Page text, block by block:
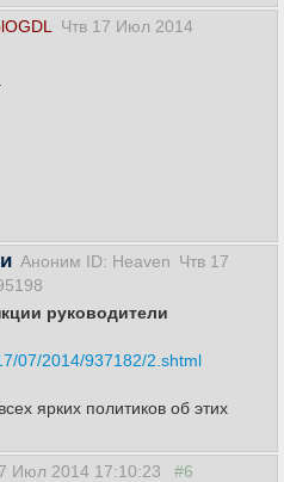
Чтв 17 Июл 2014
Аноним ID: Heaven Чтв 17
руководители
07/2014/937182/2.shtml
ярких политиков об этих
Июл 2014 17:10:23
#6